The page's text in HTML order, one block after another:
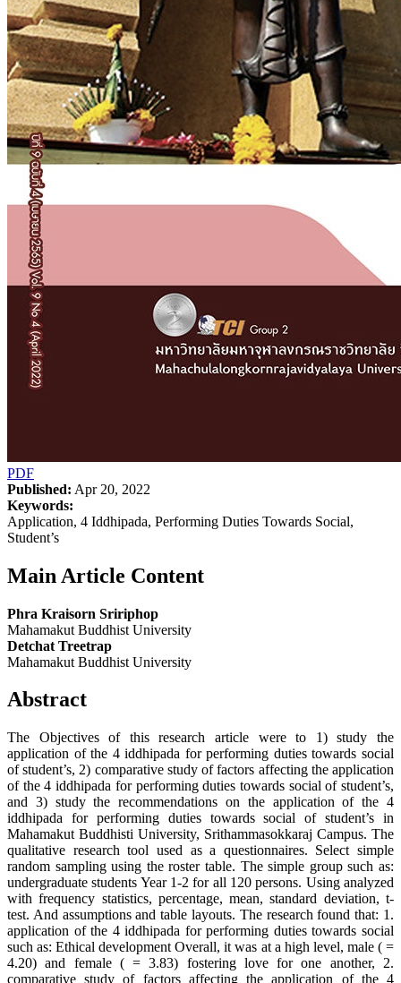
PDF
Published: Apr 20, 2022
Keywords:
Application, 4 Iddhipada, Performing Duties Towards Social,
Student’s
Main Article Content
Phra Kraisorn Sririphop
Mahamakut Buddhist University
Detchat Treetrap
Mahamakut Buddhist University
Abstract
The Objectives of this research article were to 1) study the
application of the 4 iddhipada for performing duties towards social
of student’s, 2) comparative study of factors affecting the application
of the 4 iddhipada for performing duties towards social of student’s,
and 3) study the recommendations on the application of the 4
iddhipada for performing duties towards social of student’s in
Mahamakut Buddhisti University, Srithammasokkaraj Campus. The
qualitative research tool used as a questionnaires. Select simple
random sampling using the roster table. The simple group such as:
undergraduate students Year 1-2 for all 120 persons. Using analyzed
with frequency statistics, percentage, mean, standard deviation, t-
test. And assumptions and table layouts. The research found that: 1.
application of the 4 iddhipada for performing duties towards social
such as: Ethical development Overall, it was at a high level, male ( =
4.20) and female ( = 3.83) fostering love for one another, 2.
comparative study of factors affecting the application of the 4